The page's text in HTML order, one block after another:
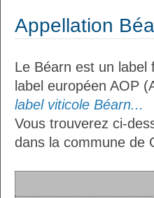
Appellation
Le Béarn est un label
label européen AOP
label viticole Béarn...
Vous trouverez ci-
dans la commune de